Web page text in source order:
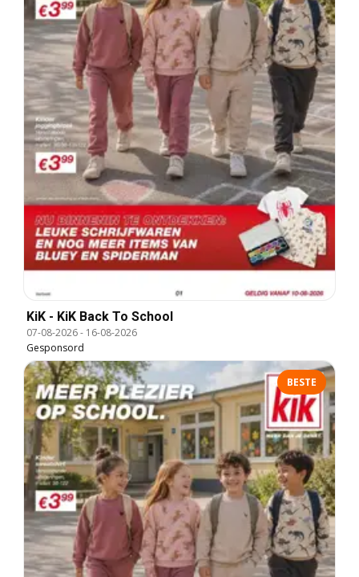
KiK - KiK Back To School
07-08-2026- 16-08-2026
Gesponsord
BESTE